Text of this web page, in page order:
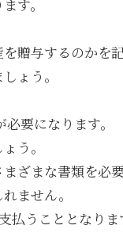
す。
贈与するのかを
ょう。
要になります。
う。
ざまな書類を必要
ません。
うこととなり